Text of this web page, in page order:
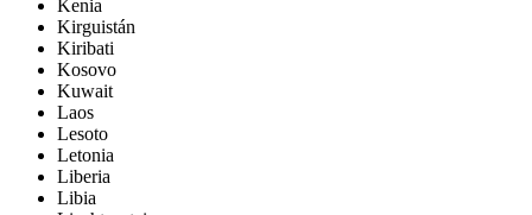
Kenia
Kirguistán
Kiribati
Kosovo
Kuwait
Laos
Lesoto
Letonia
Liberia
Libia